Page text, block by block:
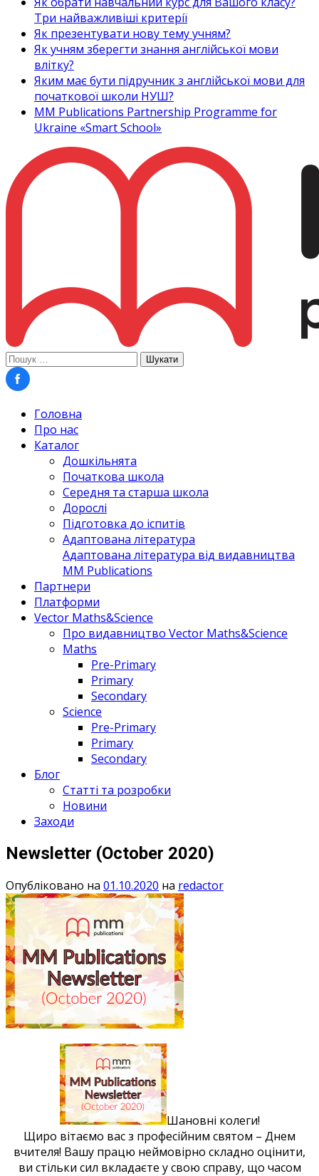
Три найважливіші критерії
Як презентувати нову тему учням?
Як учням зберегти знання англійської мови
влітку?
Яким має бути підручник з англійської мови для
початкової школи НУШ?
MM Publications Partnership Programme for
Ukraine «Smart School»
Пошук:
Головна
Про нас
Каталог
Дошкільнята
Початкова школа
Середня та старша школа
Дорослі
Підготовка до іспитів
Адаптована література
Адаптована література від видавництва
MM Publications
Партнери
Платформи
Vector Maths&Science
Про видавництво Vector Maths&Science
Maths
Pre-Primary
Primary
Secondary
Science
Pre-Primary
Primary
Secondary
Блог
Статті та розробки
Новини
Заходи
Newsletter (October 2020)
Опубліковано на 01.10.2020 на redactor
Шановні колеги!
Щиро вітаємо вас з професійним святом – Днем
вчителя! Вашу працю неймовірно складно оцінити,
ви стільки сил вкладаєте у свою справу, що часом